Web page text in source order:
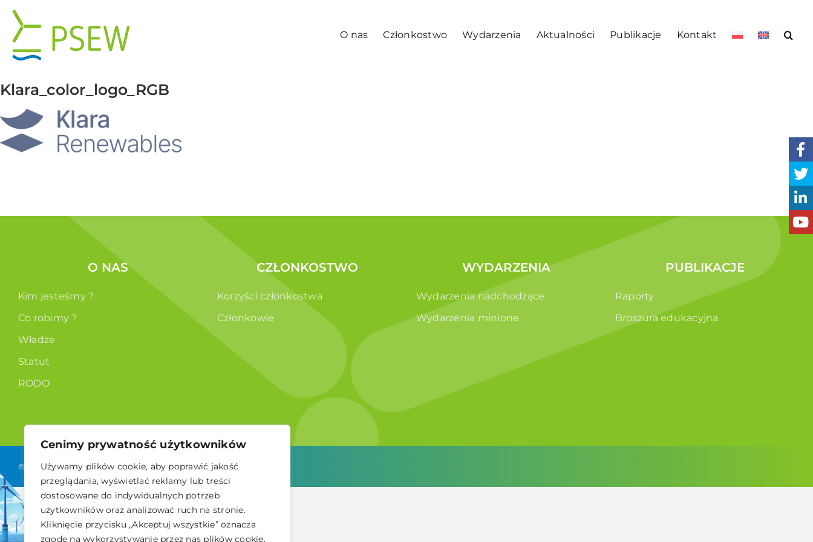
Cenimy prywatność użytkowników
Używamy plików cookie, aby poprawić jakość
przeglądania, wyświetlać reklamy lub treści
dostosowane do indywidualnych potrzeb
użytkowników oraz analizować ruch na stronie.
Kliknięcie przycisku „Akceptuj wszystkie” oznacza
zgodę na wykorzystywanie przez nas plików cookie.
Przejdź
zawartości
O nas Członkostwo Wydarzenia Aktualności Publikacje Kontakt
Klara_color_logo_RGB
O NAS
Kim jesteśmy ?
Co robimy ?
Władze
Statut
RODO
CZŁONKOSTWO
Korzyści członkostwa
Członkowie
WYDARZENIA
Wydarzenia nadchodzące
Wydarzenia minione
PUBLIKACJE
Raporty
Broszura edukacyjna
© 2026 Polskie Stowarzyszenie Energetyki Wiatrowej